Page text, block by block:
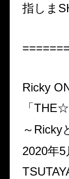
指しま
Ricky
「
～Ricky
2020年